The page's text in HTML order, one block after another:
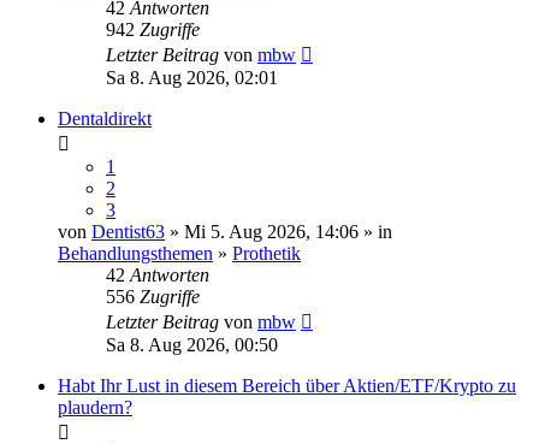
42 Antworten
942 Zugriffe
Letzter Beitrag von mbw
Sa 8. Aug 2026, 02:01
Dentaldirekt
1
2
3
von Dentist63 » Mi 5. Aug 2026, 14:06 » in
Behandlungsthemen » Prothetik
42 Antworten
556 Zugriffe
Letzter Beitrag von mbw
Sa 8. Aug 2026, 00:50
Habt Ihr Lust in diesem Bereich über Aktien/ETF/Krypto zu
plaudern?